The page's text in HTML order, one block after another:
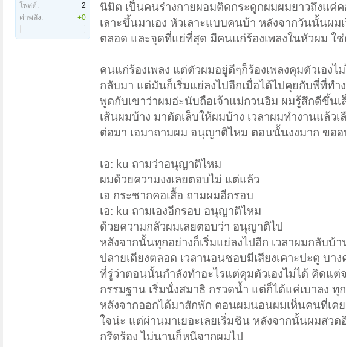
โพสต์:
2
ค่าพลัง:
+0
นิมิต เป็นคนร่างกายผอมติดกระดูกผมผมยาวถึงแค่
เลาะขึ้นมาเอง หัวเลาะแบบคนบ้า หลังจากวันนั้นผ
ตลอด และจุดที่แย่ที่สุด มีคนแก่ร้องเพลงในหัวผม ใ
คนแก่ร้องเพลง แต่ตัวผมอยู่ดีๆก็ร้องเพลงคุมตัวเอง
กลับมา แต่มันก็เริ่มแย่ลงไปอีกเมื่อได้ไปคุยกับพี่ที่ท
พูดกับเขาว่าผมอ่ะนับถือเจ้าแม่กวนอิม ผมรู้สึกดีขึ้น
เส้นผมบ้าง มาตัดเล็บให้ผมบ้าง เวลาผมทำงานแล้ว
ต่อมา เอมาถามผม อนุญาติไหม ตอนนั้นงงมาก ขอ
เอ: ku ถามว่าอนุญาติไหม
ผมด้วยความงงเลยตอบไม่ แต่แล้ว
เอ กระชากคอเสื้อ ถามผมอีกรอบ
เอ: ku ถามเองอีกรอบ อนุญาติไหม
ด้วยความกลัวผมเลยตอบว่า อนุญาติไป
หลังจากนั้นทุกอย่างก็เริ่มแย่ลงไปอีก เวลาผมกลับ
ปลายเตียงตลอด เวลานอนชอบมีเสียงเคาะปะตู บา
ที่รู่ว่าตอนนั้นกำลังทำอะไรแต่คุมตัวเองไม่ได้ คิดแ
กรรมฐาน เริ่มนั่งสมาธิ กรวดน้ำ แต่ก็ได้แค่เบาลง
หลังจากออกได้มาสักพัก ตอนผมนอนผมเห็นคนที่เค
ใจน่ะ แต่ผ่านมาเยอะเลยเริ่มชิน หลังจากนั้นผมสว
กรีดร้อง ไม่นานก็หนีจากผมไป